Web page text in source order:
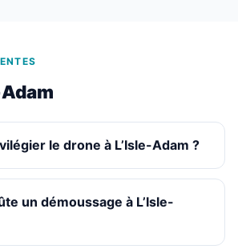
Adam
le drone à L’Isle-Adam ?
un démoussage à L’Isle-